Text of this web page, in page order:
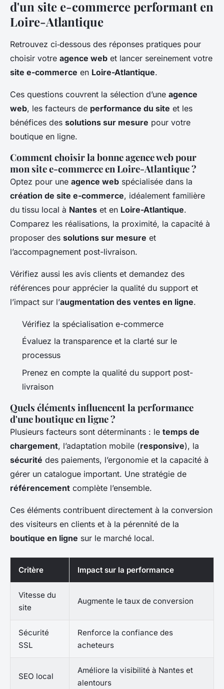
d'un site e-commerce performant en
Loire-Atlantique
Retrouvez ci‑dessous des réponses pratiques pour
choisir votre agence web et lancer sereinement votre
site e-commerce en Loire-Atlantique.
Ces questions couvrent la sélection d’une agence
web, les facteurs de performance du site et les
bénéfices des solutions sur mesure pour votre
boutique en ligne.
Comment choisir la bonne agence web pour
mon site e-commerce en Loire-Atlantique ?
Optez pour une agence web spécialisée dans la
création de site e-commerce, idéalement familière
du tissu local à Nantes et en Loire-Atlantique.
Comparez les réalisations, la proximité, la capacité à
proposer des solutions sur mesure et
l’accompagnement post-livraison.
Vérifiez aussi les avis clients et demandez des
références pour apprécier la qualité du support et
l’impact sur l’augmentation des ventes en ligne.
Vérifiez la spécialisation e-commerce
Évaluez la transparence et la clarté sur le
processus
Prenez en compte la qualité du support post-
livraison
Quels éléments influencent la performance
d'une boutique en ligne ?
Plusieurs facteurs sont déterminants : le temps de
chargement, l’adaptation mobile (responsive), la
sécurité des paiements, l’ergonomie et la capacité à
gérer un catalogue important. Une stratégie de
référencement complète l’ensemble.
Ces éléments contribuent directement à la conversion
des visiteurs en clients et à la pérennité de la
boutique en ligne sur le marché local.
Critère Impact sur la performance
Vitesse du
site
Augmente le taux de conversion
Sécurité
SSL
Renforce la confiance des
acheteurs
SEO local
Améliore la visibilité à Nantes et
alentours